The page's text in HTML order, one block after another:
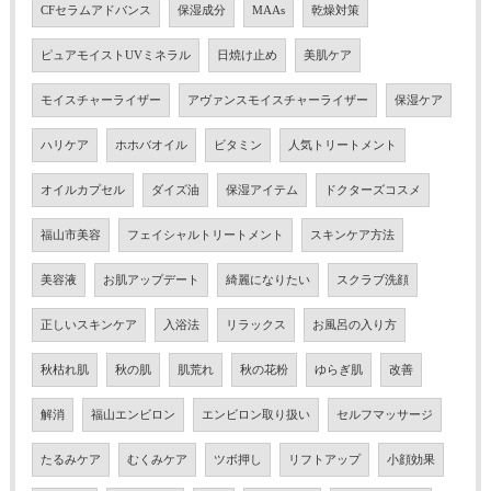
CFセラムアドバンス 保湿成分 MAAs 乾燥対策
ピュアモイストUVミネラル 日焼け止め 美肌ケア
モイスチャーライザー アヴァンスモイスチャーライザー 保湿ケア
ハリケア ホホバオイル ビタミン 人気トリートメント
オイルカプセル ダイズ油 保湿アイテム ドクターズコスメ
福山市美容 フェイシャルトリートメント スキンケア方法
美容液 お肌アップデート 綺麗になりたい スクラブ洗顔
正しいスキンケア 入浴法 リラックス お風呂の入り方
秋枯れ肌 秋の肌 肌荒れ 秋の花粉 ゆらぎ肌 改善
解消 福山エンビロン エンビロン取り扱い セルフマッサージ
たるみケア むくみケア ツボ押し リフトアップ 小顔効果